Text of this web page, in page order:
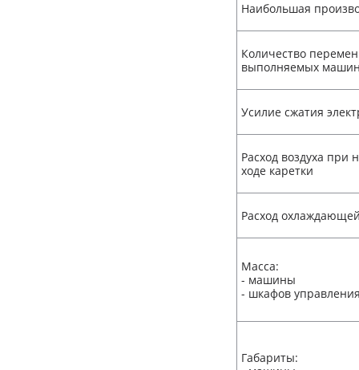
Наибольшая
Количество
выполняемых
Усилие сжатия
Расход воздуха
ходе каретки
Расход
Масса:
- машины
- шкафов
Габариты: